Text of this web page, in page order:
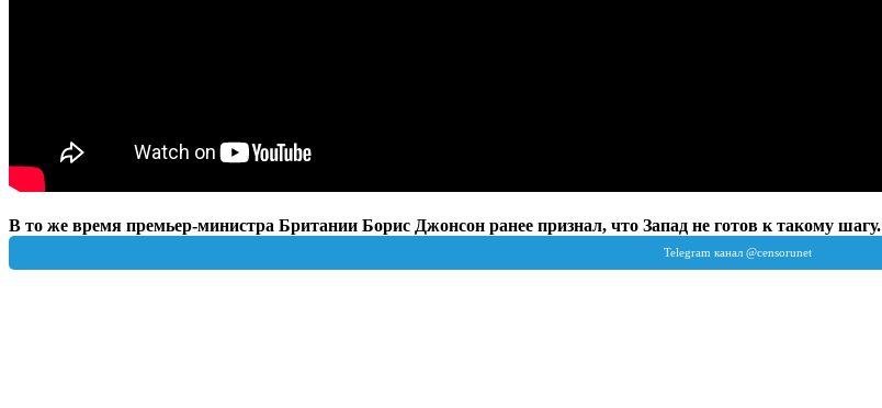
В то же время премьер-министра Британии Борис Джонсон ранее признал, что Запад не готов к такому шагу.